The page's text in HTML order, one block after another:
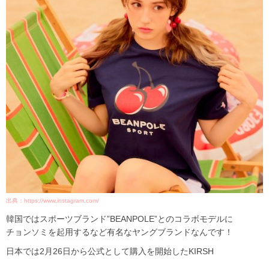
出典：https://www.instagram.com/
韓国ではスポーツブランド”BEANPOLE”とのコラボモデルに
チョンソミを起用するなど有名なヤングブランドなんです！
日本では2月26日から公式として購入を開始したKIRSH